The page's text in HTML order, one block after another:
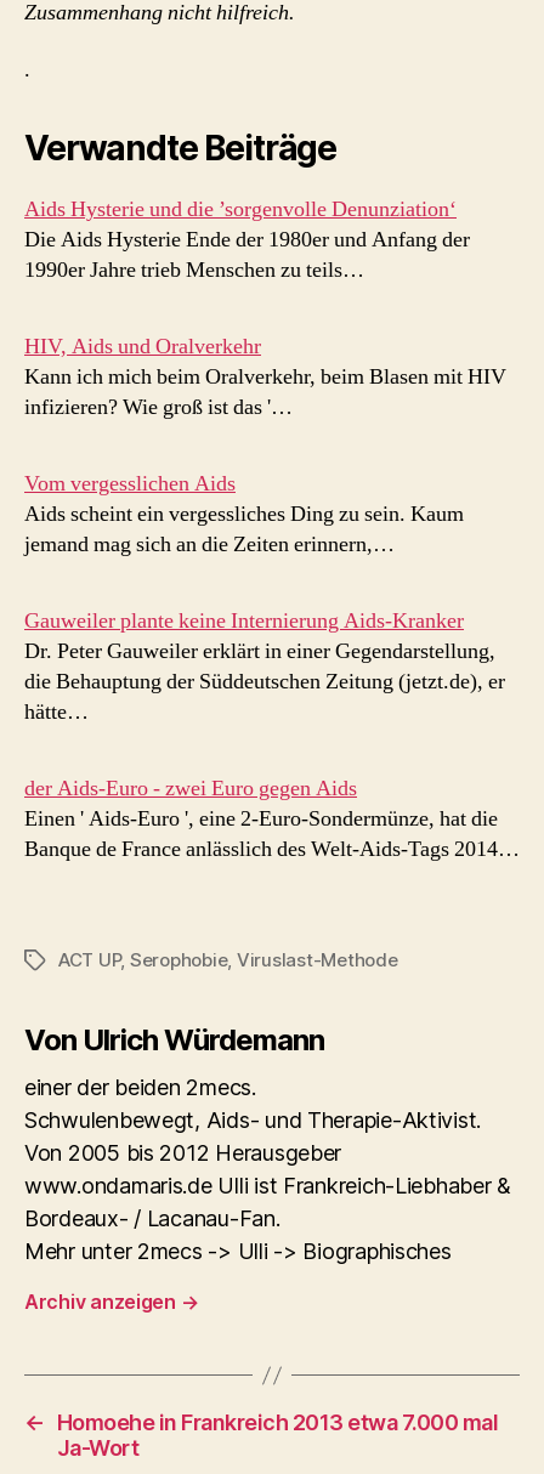
Zusammenhang nicht hilfreich.
.
Verwandte Beiträge
Aids Hysterie und die ’sorgenvolle Denunziation‘
Die Aids Hysterie Ende der 1980er und Anfang der
1990er Jahre trieb Menschen zu teils…
HIV, Aids und Oralverkehr
Kann ich mich beim Oralverkehr, beim Blasen mit HIV
infizieren? Wie groß ist das '…
Vom vergesslichen Aids
Aids scheint ein vergessliches Ding zu sein. Kaum
jemand mag sich an die Zeiten erinnern,…
Gauweiler plante keine Internierung Aids-Kranker
Dr. Peter Gauweiler erklärt in einer Gegendarstellung,
die Behauptung der Süddeutschen Zeitung (jetzt.de), er
hätte…
der Aids-Euro - zwei Euro gegen Aids
Einen ' Aids-Euro ', eine 2-Euro-Sondermünze, hat die
Banque de France anlässlich des Welt-Aids-Tags 2014…
Schlagwörter
ACT UP, Serophobie, Viruslast-Methode
Von Ulrich Würdemann
einer der beiden 2mecs.
Schwulenbewegt, Aids- und Therapie-Aktivist.
Von 2005 bis 2012 Herausgeber
www.ondamaris.de Ulli ist Frankreich-Liebhaber &
Bordeaux- / Lacanau-Fan.
Mehr unter 2mecs -> Ulli -> Biographisches
Archiv anzeigen →
←
Homoehe in Frankreich 2013 etwa 7.000 mal
Ja-Wort